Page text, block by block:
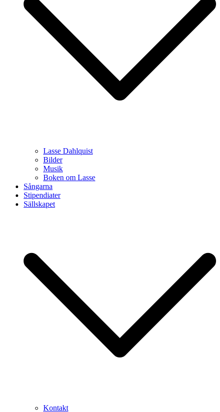
Lasse Dahlquist
Bilder
Musik
Boken om Lasse
Sångarna
Stipendiater
Sällskapet
Kontakt